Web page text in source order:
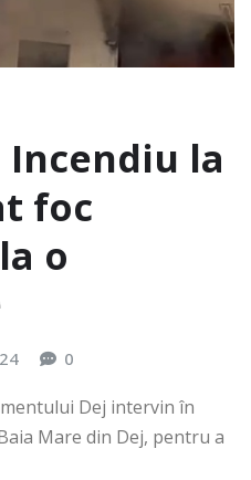
Incendiu la
foc
o
0
Dej intervin în
Mare din Dej, pentru a